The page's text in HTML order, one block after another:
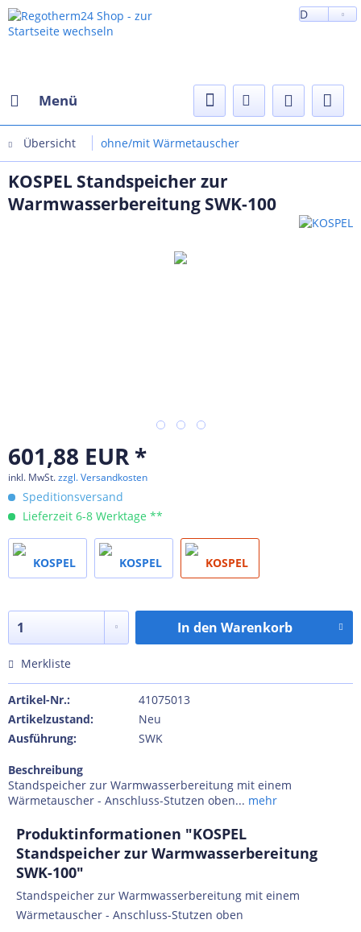
D
Menü
Übersicht ohne/mit Wärmetauscher
KOSPEL Standspeicher zur
Warmwasserbereitung SWK-100
601,88 EUR *
inkl. MwSt.zzgl. Versandkosten
Speditionsversand
Lieferzeit 6-8 Werktage **
In den Warenkorb
Merkliste
Artikel-Nr.:
41075013
Artikelzustand:
Neu
Ausführung:
SWK
Beschreibung
Standspeicher zur Warmwasserbereitung mit einem
Wärmetauscher - Anschluss-Stutzen oben... mehr
Produktinformationen "KOSPEL
Standspeicher zur Warmwasserbereitung
SWK-100"
Standspeicher zur Warmwasserbereitung mit einem
Wärmetauscher - Anschluss-Stutzen oben